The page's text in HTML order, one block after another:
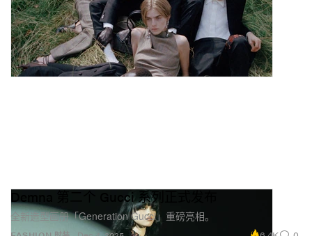
Demna 第二个 Gucci 系列正式发布
全新造型画册「Generation Gucci」重磅亮相。